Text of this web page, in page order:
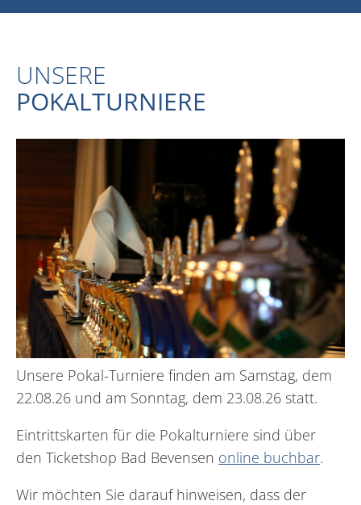
UNSERE
POKALTURNIERE
Unsere Pokal-Turniere finden am Samstag, dem
22.08.26 und am Sonntag, dem 23.08.26 statt.
Eintrittskarten für die Pokalturniere sind über
den Ticketshop Bad Bevensen online buchbar.
Wir möchten Sie darauf hinweisen, dass der